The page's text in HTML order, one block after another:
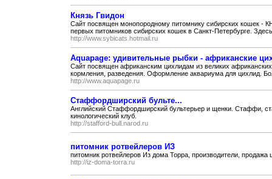
Князь Гвидон
Сайт посвящен монопородному питомнику сибирских кошек -
первых питомников сибирских кошек в Санкт-Петербурге.
http://www.sybicats.hotmail.ru
Aquapage: удивительные рыбки - африканские
Сайт посвящен африканским цихлидам из великих
кормления, разведения. Оформление аквариума для цихлид.
http://www.aquapage.ru
Стаффордширский бульте...
Английский Стаффордширский бультерьер и щенки. Стаффи,
кинологический клуб.
http://stafford-bull.narod.ru
питомник ротвейлеров ИЗ
питомник ротвейлеров Из дома Торра, производители, продажа
http://iz-doma-torra.ru